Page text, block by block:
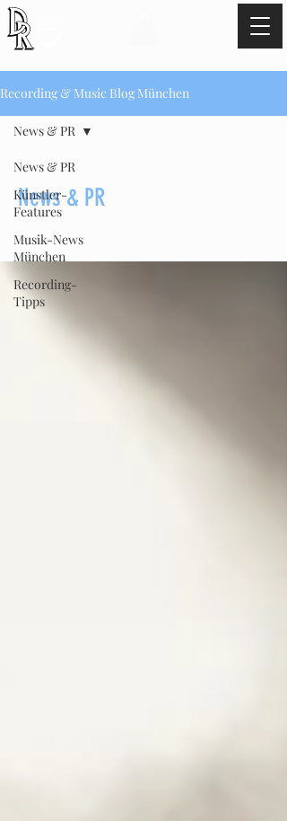
Recording & Music Blog München
News & PR
Künstler-
Features
Musik-News
München
Recording-
Tipps
News & PR
News & PR